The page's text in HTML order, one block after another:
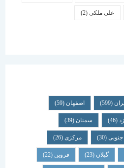
ملکی(2)
اصفهان (59)
سمنان (39)
مرکزی (26)
قزوین